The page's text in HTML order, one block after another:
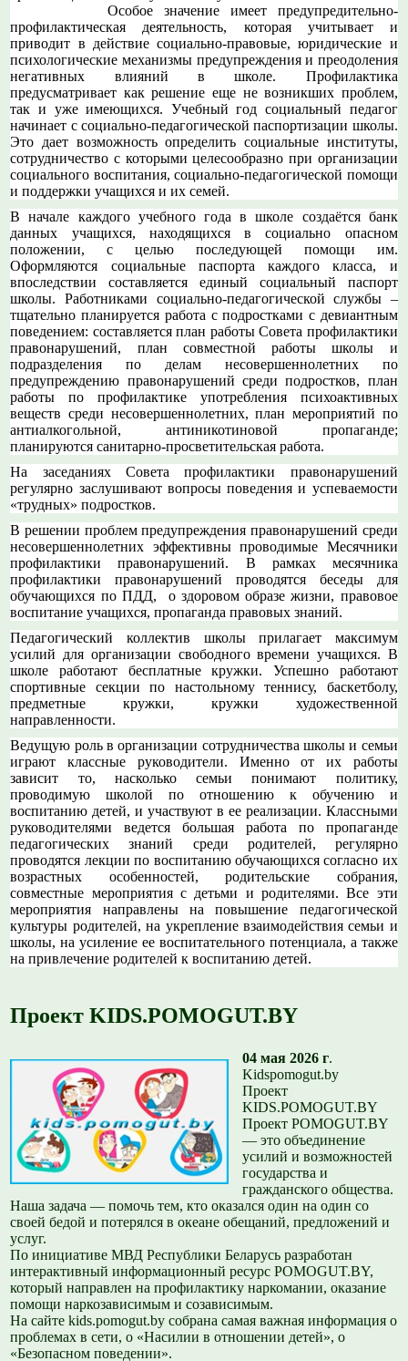
Особое значение имеет предупредительно-
профилактическая деятельность, которая учитывает и
приводит в действие социально-правовые, юридические и
психологические механизмы предупреждения и преодоления
негативных влияний в школе. Профилактика
предусматривает как решение еще не возникших проблем,
так и уже имеющихся. Учебный год социальный педагог
начинает с социально-педагогической паспортизации школы.
Это дает возможность определить социальные институты,
сотрудничество с которыми целесообразно при организации
социального воспитания, социально-педагогической помощи
и поддержки учащихся и их семей.
В начале каждого учебного года в школе создаётся банк
данных учащихся, находящихся в социально опасном
положении, с целью последующей помощи им.
Оформляются социальные паспорта каждого класса, и
впоследствии составляется единый социальный паспорт
школы. Работниками социально-педагогической службы –
тщательно планируется работа с подростками с девиантным
поведением: составляется план работы Совета профилактики
правонарушений, план совместной работы школы и
подразделения по делам несовершеннолетних по
предупреждению правонарушений среди подростков, план
работы по профилактике употребления психоактивных
веществ среди несовершеннолетних, план мероприятий по
антиалкогольной, антиникотиновой пропаганде;
планируются санитарно-просветительская работа.
На заседаниях Совета профилактики правонарушений
регулярно заслушивают вопросы поведения и успеваемости
«трудных» подростков.
В решении проблем предупреждения правонарушений среди
несовершеннолетних эффективны проводимые Месячники
профилактики правонарушений. В рамках месячника
профилактики правонарушений проводятся беседы для
обучающихся по ПДД, о здоровом образе жизни, правовое
воспитание учащихся, пропаганда правовых знаний.
Педагогический коллектив школы прилагает максимум
усилий для организации свободного времени учащихся. В
школе работают бесплатные кружки. Успешно работают
спортивные секции по настольному теннису, баскетболу,
предметные кружки, кружки художественной
направленности.
Ведущую роль в организации сотрудничества школы и семьи
играют классные руководители. Именно от их работы
зависит то, насколько семьи понимают политику,
проводимую школой по отношению к обучению и
воспитанию детей, и участвуют в ее реализации. Классными
руководителями ведется большая работа по пропаганде
педагогических знаний среди родителей, регулярно
проводятся лекции по воспитанию обучающихся согласно их
возрастных особенностей, родительские собрания,
совместные мероприятия с детьми и родителями. Все эти
мероприятия направлены на повышение педагогической
культуры родителей, на укрепление взаимодействия семьи и
школы, на усиление ее воспитательного потенциала, а также
на привлечение родителей к воспитанию детей.
Проект KIDS.POMOGUT.BY
04 мая 2026 г.
Kidspomogut.by
Проект
KIDS.POMOGUT.BY
Проект POMOGUT.BY
— это объединение
усилий и возможностей
государства и
гражданского общества.
Наша задача — помочь тем, кто оказался один на один со
своей бедой и потерялся в океане обещаний, предложений и
услуг.
По инициативе МВД Республики Беларусь разработан
интерактивный информационный ресурс POMOGUT.BY,
который направлен на профилактику наркомании, оказание
помощи наркозависимым и созависимым.
На сайте kids.pomogut.by собрана самая важная информация о
проблемах в сети, о «Насилии в отношении детей», о
«Безопасном поведении».